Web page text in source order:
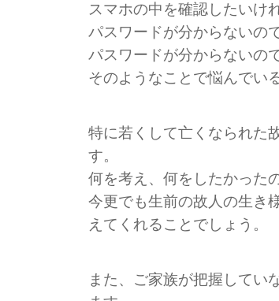
スマホの中を確認したいけ
パスワードが分からないの
パスワードが分からないの
そのようなことで悩んでい
特に若くして亡くなられた
す。
何を考え、何をしたかった
今更でも生前の故人の生き
えてくれることでしょう。
また、ご家族が把握してい